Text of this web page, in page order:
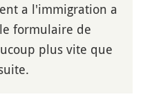
a l'immigration a
formulaire de
plus vite que